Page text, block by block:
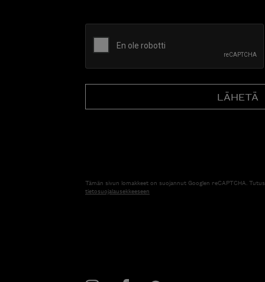
Tämän sivun lomakkeet on suojannut Googlen reCAPTCHA.
tietosuojalausekkeeseen